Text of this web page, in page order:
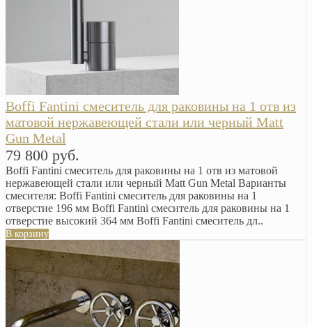
Boffi Fantini смеситель для раковины на 1 отв из
матовой нержавеющей стали или черный Matt
Gun Metal
79 800 руб.
Boffi Fantini смеситель для раковины на 1 отв из матовой
нержавеющей стали или черный Matt Gun Metal Варианты
смесителя: Boffi Fantini смеситель для раковины на 1
отверстие 196 мм Boffi Fantini смеситель для раковины на 1
отверстие высокий 364 мм Boffi Fantini смеситель дл..
В корзину